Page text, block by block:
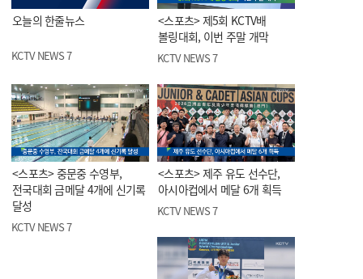
오늘의 한줄뉴스
KCTV NEWS 7
<스포츠> 제5회 KCTV배
볼링대회, 이번 주말 개막
KCTV NEWS 7
<스포츠> 중문중 수영부,
전국대회 금메달 4개에 신기록
달성
KCTV NEWS 7
<스포츠> 제주 유도 선수단,
아시아컵에서 메달 6개 획득
KCTV NEWS 7